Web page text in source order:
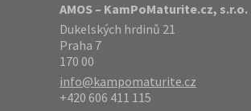
AMOS – KamPoMaturite.cz, s.r.o.
Dukelských hrdinů 21
Praha 7
170 00
info@kampomaturite.cz
+420 606 411 115